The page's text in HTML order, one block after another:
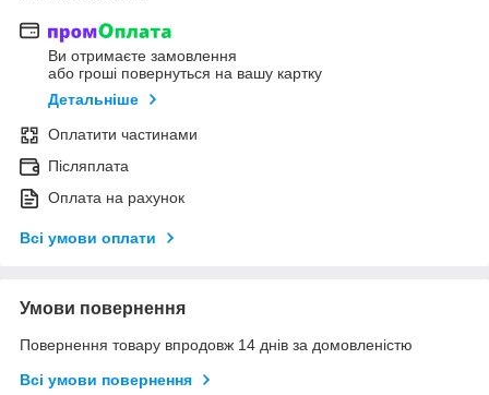
Ви отримаєте замовлення
або гроші повернуться на вашу картку
Детальніше
Оплатити частинами
Післяплата
Оплата на рахунок
Всі умови оплати
Умови повернення
Повернення товару впродовж 14 днів за домовленістю
Всі умови повернення